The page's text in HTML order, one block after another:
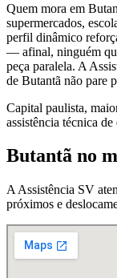
Quem mora em
supermercados,
perfil dinâmico
— afinal, ninguém
peça paralela. A
de Butantã não pare
Capital paulista,
assistência técnica
Butantã no
A Assistência SV
próximos e